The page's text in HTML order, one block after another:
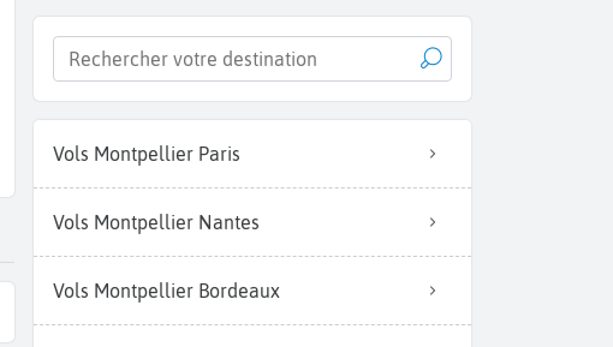
Vols Montpellier Paris
Vols Montpellier Nantes
Vols Montpellier Bordeaux